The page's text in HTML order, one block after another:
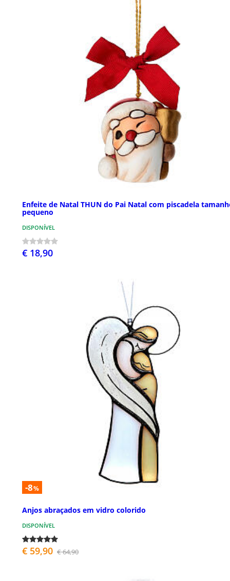
Enfeite de Natal THUN do Pai Natal com piscadela
pequeno
DISPONÍVEL
€ 18,90
-8%
Anjos abraçados em vidro colorido
DISPONÍVEL
€ 59,90 € 64,90